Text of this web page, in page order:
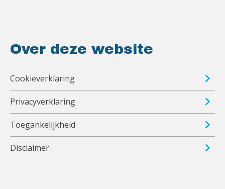
Over deze website
Cookieverklaring
Privacyverklaring
Toegankelijkheid
Disclaimer